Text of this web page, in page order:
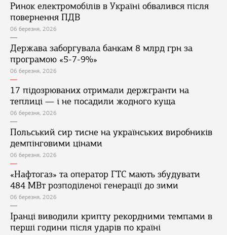
Ринок електромобілів в Україні обвалився після
повернення ПДВ
06 березня, 2026
Держава заборгувала банкам 8 млрд грн за
програмою «5-7-9%»
06 березня, 2026
17 підозрюваних отримали держгранти на
теплиці — і не посадили жодного куща
06 березня, 2026
Польський сир тисне на українських виробників
демпінговими цінами
06 березня, 2026
«Нафтогаз» та оператор ГТС мають збудувати
484 МВт розподіленої генерації до зими
06 березня, 2026
Іранці виводили крипту рекордними темпами в
перші години після ударів по країні